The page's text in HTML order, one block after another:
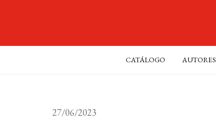
CATÁLOGO AUTORES
27/06/2023